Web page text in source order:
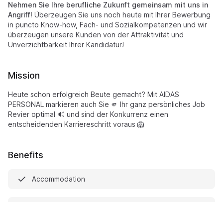
Nehmen Sie Ihre berufliche Zukunft gemeinsam mit uns in
Angriff! Überzeugen Sie uns noch heute mit Ihrer Bewerbung
in puncto Know-how, Fach- und Sozialkompetenzen und wir
überzeugen unsere Kunden von der Attraktivität und
Unverzichtbarkeit Ihrer Kandidatur!
Mission
Heute schon erfolgreich Beute gemacht? Mit AIDAS
PERSONAL markieren auch Sie 🫵 Ihr ganz persönliches Job
Revier optimal 🔊 und sind der Konkurrenz einen
entscheidenden Karriereschritt voraus 🦁
Benefits
Accommodation